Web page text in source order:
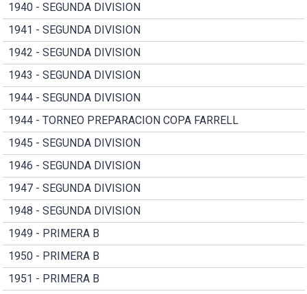
1940 - SEGUNDA DIVISION
1941 - SEGUNDA DIVISION
1942 - SEGUNDA DIVISION
1943 - SEGUNDA DIVISION
1944 - SEGUNDA DIVISION
1944 - TORNEO PREPARACION COPA FARRELL
1945 - SEGUNDA DIVISION
1946 - SEGUNDA DIVISION
1947 - SEGUNDA DIVISION
1948 - SEGUNDA DIVISION
1949 - PRIMERA B
1950 - PRIMERA B
1951 - PRIMERA B